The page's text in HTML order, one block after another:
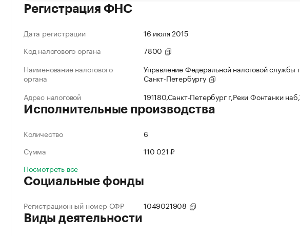
Регистрация ФНС
Дата регистрации
16 июля 2015
Код налогового органа
7800
Наименование налогового
органа
Управление Федеральной налоговой службы
Санкт-Петербургу
Адрес налоговой
191180,Санкт-Петербург г,Реки Фонтанки
Исполнительные производства
Количество
6
Сумма
110 021 ₽
Посмотреть все
Социальные фонды
Регистрационный номер СФР 1049021908
Виды деятельности